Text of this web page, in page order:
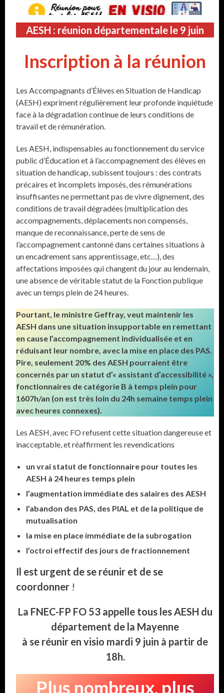
AESH : réunion départementale le 9 juin
Inscription à la réunion
Les Accompagnants d’Élèves en Situation de Handicap
(AESH) expriment régulièrement leur profonde inquiétude
face à la dégradation continue de leurs conditions de
travail et de rémunération.
Les AESH, indispensables au fonctionnement du service
public d’Éducation et à l’accompagnement des élèves en
situation de handicap, subissent toujours : des contrats
précaires et incomplets imposés, des rémunérations
insuffisantes ne permettant pas de vivre dignement, des
conditions de travail dégradées (multiplication des
accompagnements, déplacements non compensés,
manque de reconnaissance, perte de sens de
l’accompagnement cantonné dans certaines situations à
un encadrement sans apprentissage, etc…), des
affectations imposées qui changent du jour au lendemain,
une absence de véritable statut de la Fonction publique
avec un temps plein de 24 heures.
Pourtant, le ministre Geffray, veut maintenir les
AESH dans une situation insupportable en remettant
en cause l’accompagnement individualisée et en
réduisant leur nombre, avec la mise en place des PAS.
Pire, seulement 20% des AESH pourraient être
concernés par un statut d’« assistant d’accessibilité »,
fonctionnaires de catégorie B à temps plein pour
1607h/an (on est très loin du 24h semaine temps plein
avec heures connexes).
Les AESH, avec FO refusent cette situation dangereuse et
inacceptable, et réaffirment les revendications
un vrai statut de fonctionnaire pour toutes les
AESH à 24 heures temps plein
l’augmentation immédiate des salaires des AESH
l’abandon des PAS, des PIAL et de la politique de
mutualisation
la mise en place immédiate de la subrogation
l’octroi effectif des jours de fractionnement
Il est urgent de se réunir et de se
coordonner !
La FNEC-FP FO 53 appelle tous les AESH du
département de la Mayenne
à se réunir en visio mardi 9 juin à partir de
18h.
Plus nombreux, plus